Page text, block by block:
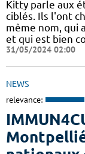
Kitty parle aux
ciblés. Ils l'ont
même nom, qui
et qui est bien
31/05/2024 02:00
NEWS
relevance: